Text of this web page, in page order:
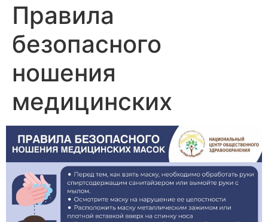
Правила
безопасного
ношения
медицинских